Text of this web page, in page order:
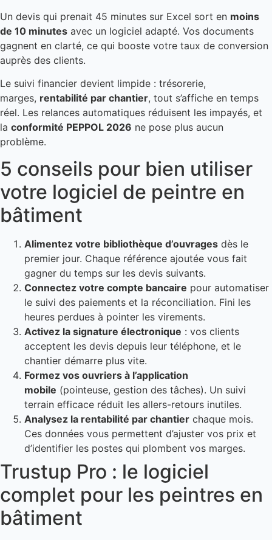
Un devis qui prenait 45 minutes sur Excel sort en moins
de 10 minutes avec un logiciel adapté. Vos documents
gagnent en clarté, ce qui booste votre taux de conversion
auprès des clients.
Le suivi financier devient limpide : trésorerie,
marges, rentabilité par chantier, tout s’affiche en temps
réel. Les relances automatiques réduisent les impayés, et
la conformité PEPPOL 2026 ne pose plus aucun
problème.
5 conseils pour bien utiliser
votre logiciel de peintre en
bâtiment
Alimentez votre bibliothèque d’ouvrages dès le
premier jour. Chaque référence ajoutée vous fait
gagner du temps sur les devis suivants.
Connectez votre compte bancaire pour automatiser
le suivi des paiements et la réconciliation. Fini les
heures perdues à pointer les virements.
Activez la signature électronique : vos clients
acceptent les devis depuis leur téléphone, et le
chantier démarre plus vite.
Formez vos ouvriers à l’application
mobile (pointeuse, gestion des tâches). Un suivi
terrain efficace réduit les allers-retours inutiles.
Analysez la rentabilité par chantier chaque mois.
Ces données vous permettent d’ajuster vos prix et
d’identifier les postes qui plombent vos marges.
Trustup Pro : le logiciel
complet pour les peintres en
bâtiment